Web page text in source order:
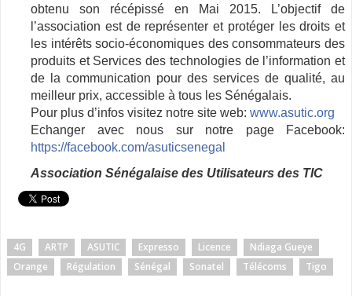
obtenu son récépissé en Mai 2015. L’objectif de
l’association est de représenter et protéger les droits et
les intérêts socio-économiques des consommateurs des
produits et Services des technologies de l’information et
de la communication pour des services de qualité, au
meilleur prix, accessible à tous les Sénégalais.
Pour plus d’infos visitez notre site web: www.asutic.org
Echanger avec nous sur notre page Facebook:
https://facebook.com/asuticsenegal
Association Sénégalaise des Utilisateurs des TIC
4G ARTP ASUTIC Expresso Licence
Ndiaga Gueye
Orange
Régulation Sénégal Sonatel Télécoms Tigo